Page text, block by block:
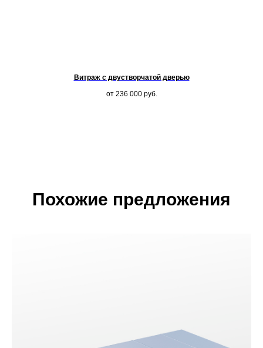
Витраж с двустворчатой дверью
от 236 000 руб.
Похожие предложения